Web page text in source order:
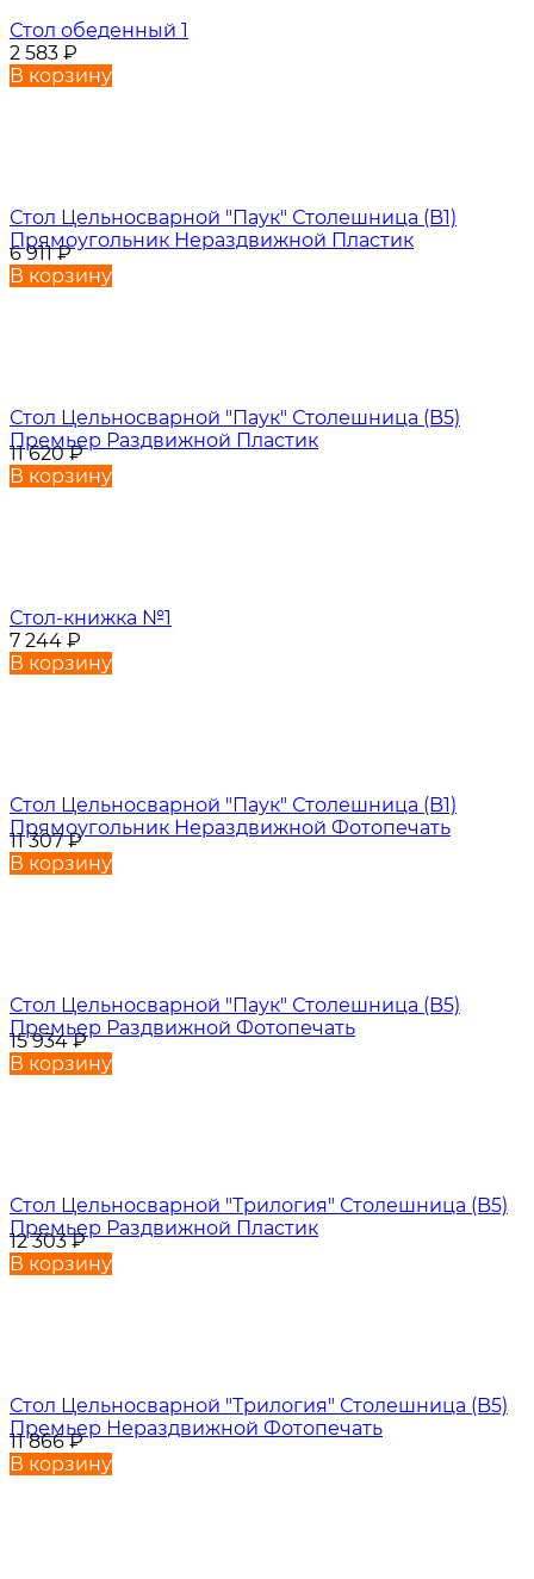
Стол обеденный 1
2 583 ₽
В корзину
Стол Цельносварной "Паук" Столешница (B1)
Прямоугольник Нераздвижной Пластик
6 911₽
В корзину
Стол Цельносварной "Паук" Столешница (B5)
Премьер Раздвижной Пластик
11 620₽
В корзину
Стол-книжка №1
7 244 ₽
В корзину
Стол Цельносварной "Паук" Столешница (B1)
Прямоугольник Нераздвижной Фотопечать
11 307₽
В корзину
Стол Цельносварной "Паук" Столешница (B5)
Премьер Раздвижной Фотопечать
15 934₽
В корзину
Стол Цельносварной "Трилогия" Столешница (B5)
Премьер Раздвижной Пластик
12 303₽
В корзину
Стол Цельносварной "Трилогия" Столешница (B5)
Премьер Нераздвижной Фотопечать
11 866₽
В корзину